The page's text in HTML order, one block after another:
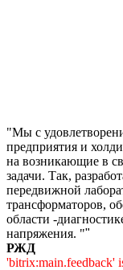
"Мы с
предприятия и
на возникающие в
задачи. Так,
передвижной
трансформаторов,
области -
напряжения. ""
РЖД
'bitrix:main.feedback'